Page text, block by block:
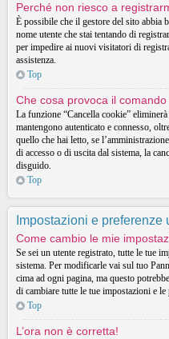
Perché non riesco a
È possibile che il gestore del sito
nome utente che stai tentando di
per impedire ai nuovi visitatori di
assistenza.
Top
Che cosa provoca il comando
La funzione “Cancella cookie”
mantengono autenticato e connesso,
quello che hai letto, se
di accesso o di uscita dal sistema, la
disguido.
Top
Impostazioni e preferenze
Come cambio le mie
Se sei un utente registrato, tutte le tue
sistema. Per modificarle vai sul tuo
cima ad ogni pagina, ma questo
di cambiare tutte le tue impostazioni e le
Top
L’ora non è corretta!